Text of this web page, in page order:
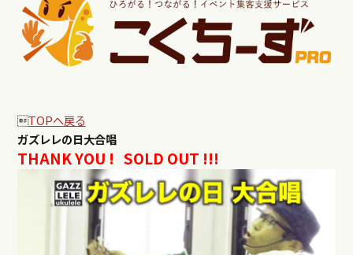
TOPへ戻る
ガズレレの日大合唱
THANK YOU ! SOLD OUT !!!